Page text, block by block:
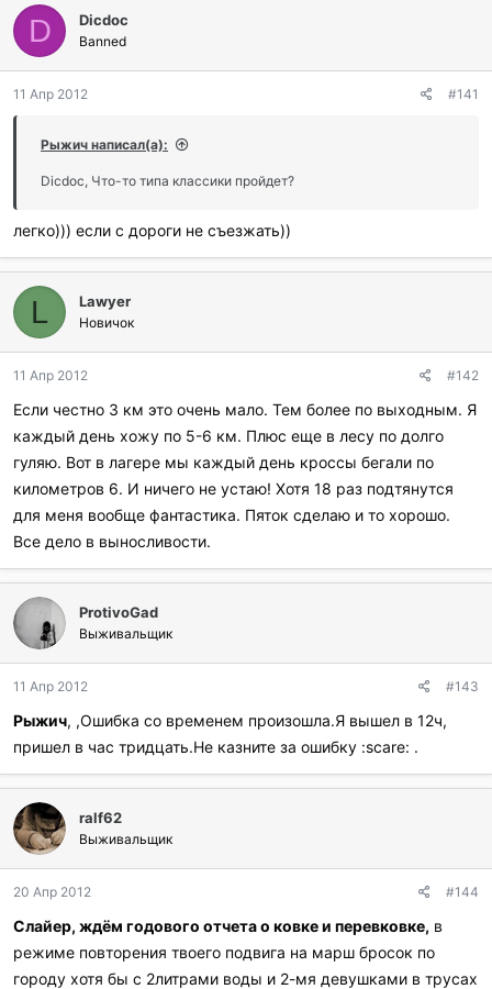
р
т
м
ы
н
а
ч
а
D Dicdoc
Banned
11 Апр 2012 #141
Рыжич написал(а):
Dicdoc, Что-то типа классики пройдет?
легко))) если с дороги не съезжать))
L Lawyer
Новичок
11 Апр 2012 #142
Если честно 3 км это очень мало. Тем более по выходным. Я
каждый день хожу по 5-6 км. Плюс еще в лесу по долго
гуляю. Вот в лагере мы каждый день кроссы бегали по
километров 6. И ничего не устаю! Хотя 18 раз подтянутся
для меня вообще фантастика. Пяток сделаю и то хорошо.
Все дело в выносливости.
ProtivoGad
Выживальщик
11 Апр 2012 #143
Рыжич, ,Ошибка со временем произошла.Я вышел в 12ч,
пришел в час тридцать.Не казните за ошибку :scare: .
ralf62
Выживальщик
20 Апр 2012 #144
Слайер, ждём годового отчета о ковке и перевковке, в
режиме повторения твоего подвига на марш бросок по
городу хотя бы с 2литрами воды и 2-мя девушками в трусах